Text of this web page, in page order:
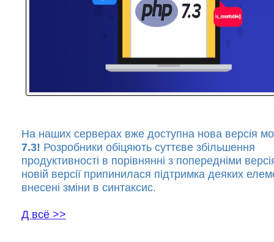
На наших серверах вже доступна нова версія
7.3! Розробники обіцяють суттєве збільшення
продуктивності в порівнянні з попередніми
новій версії припинилася підтримка деяких
внесені зміни в синтаксис.
Д всё >>